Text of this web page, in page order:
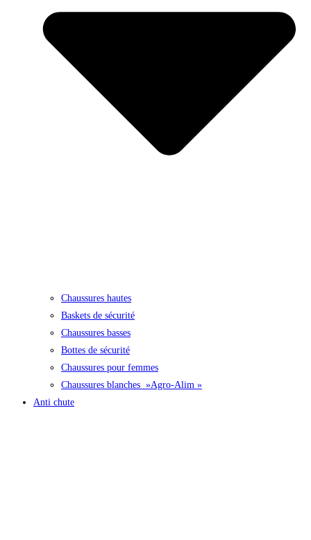
Chaussures hautes
Baskets de sécurité
Chaussures basses
Bottes de sécurité
Chaussures pour femmes
Chaussures blanches »Agro-Alim »
Anti chute